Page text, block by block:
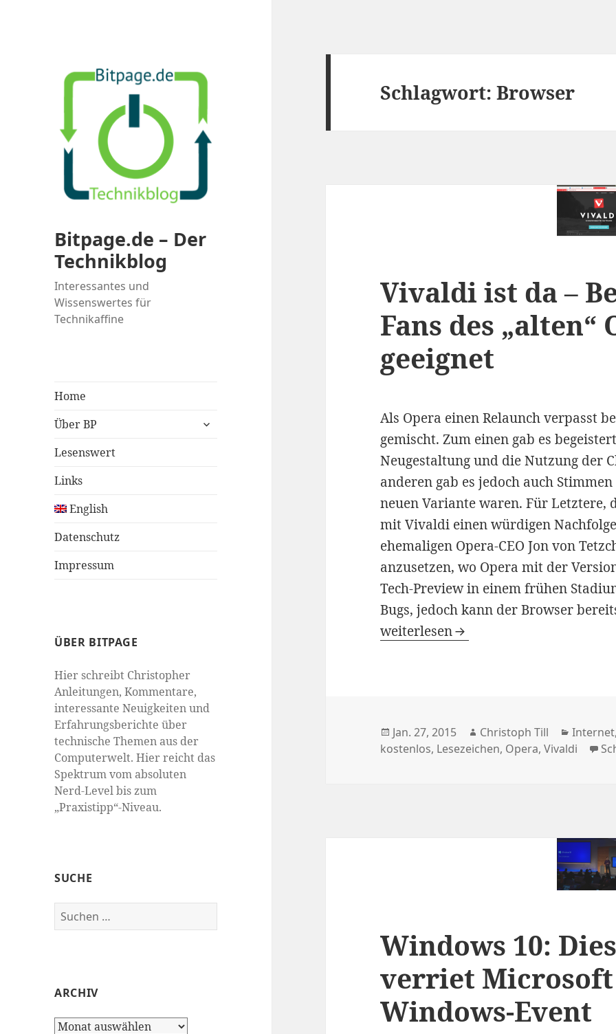
Bitpage.de – Der
Technikblog
Interessantes und
Wissenswertes für
Technikaffine
Home
Über BP
untermenü
Lesenswert
Links
English
Datenschutz
Impressum
ÜBER BITPAGE
Hier schreibt Christopher
Anleitungen, Kommentare,
interessante Neuigkeiten und
Erfahrungsberichte über
technische Themen aus der
Computerwelt. Hier reicht das
Spektrum vom absoluten
Nerd-Level bis zum
„Praxistipp“-Niveau.
SUCHE
Suchen
nach:
ARCHIV
Archiv
Schlagwort:Browser
Vivaldi ist da –
Fans des „alten“
geeignet
Als Opera einen Relaunch verpasst
gemischt. Zum einen gab es
Neugestaltung und die Nutzung der
anderen gab es jedoch auch
neuen Variante waren. Für Letztere,
mit Vivaldi einen würdigen
ehemaligen Opera-CEO Jon von
anzusetzen, wo Opera mit der
Tech-Preview in einem frühen
Bugs, jedoch kann der Browser
Vivaldi ist da – Besonders für Fans
weiterlesen
Veröffentlicht
am
Jan. 27, 2015 Autor
Christoph Till Internet,
kostenlos, Lesezeichen, Opera,Vivaldi
Windows 10:
verriet
Windows-Event